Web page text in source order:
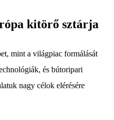
kitörő sztárja
mint a világpiac formálását
és bútoripari
nagy célok elérésére